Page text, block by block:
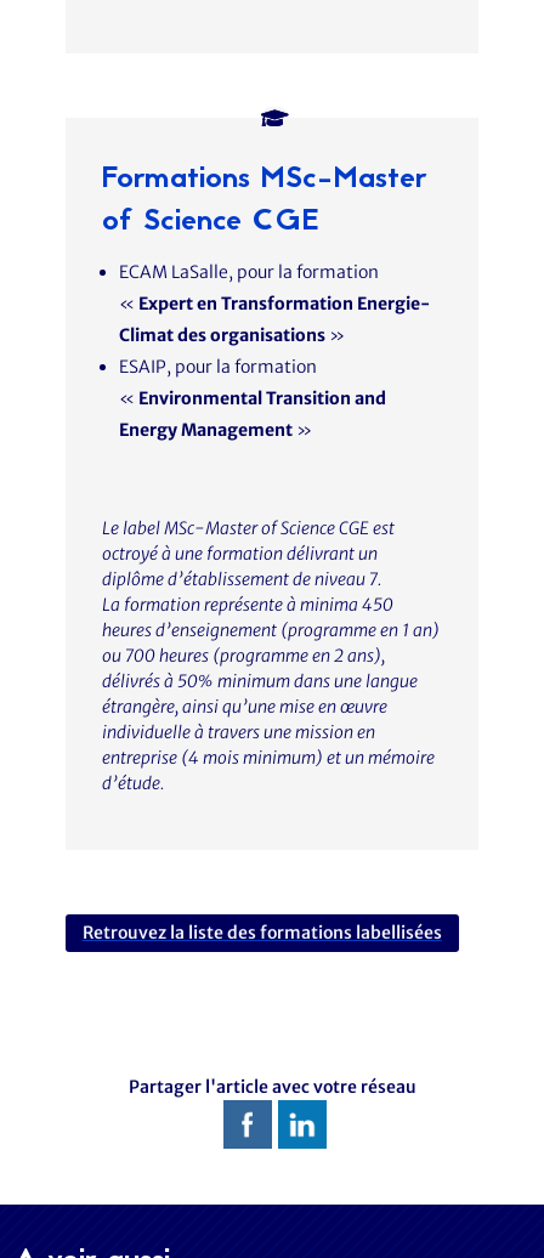
Formations MSc-Master
of Science CGE
ECAM LaSalle, pour la formation
« Expert en Transformation Energie-
Climat des organisations»
ESAIP, pour la formation
« Environmental Transition and
Energy Management»
Le label MSc-Master of Science CGE est
octroyé à une formation délivrant un
diplôme d’établissement de niveau 7.
La formation représente à minima 450
heures d’enseignement (programme en 1 an)
ou 700 heures (programme en 2 ans),
délivrés à 50% minimum dans une langue
étrangère, ainsi qu’une mise en œuvre
individuelle à travers une mission en
entreprise (4 mois minimum) et un mémoire
d’étude.
Retrouvez la liste des formations labellisées
Partager l'article avec votre réseau